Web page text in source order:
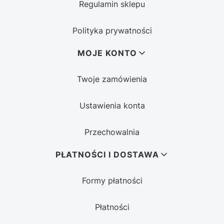
Regulamin sklepu
Polityka prywatności
MOJE KONTO
Twoje zamówienia
Ustawienia konta
Przechowalnia
PŁATNOŚCI I DOSTAWA
Formy płatności
Płatności